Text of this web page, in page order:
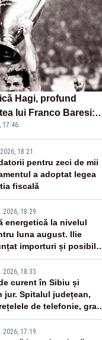
Hagi, profund
lui Franco Baresi:
mondial”
17:46
18:21
pentru zeci de mii
a adoptat legea
fiscală
2026, 18:29
energetică la nivelul
luna august. Ilie
importuri și posibile
2026, 18:33
curent în Sibiu și
jur. Spitalul județean,
de telefonie, grav
2026, 17:19